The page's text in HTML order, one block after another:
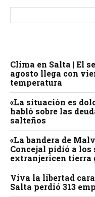
Clima en Salta | El
agosto llega con
temperatura
«La situación es
habló sobre las
salteños
«La bandera de
Concejal pidió a los
extranjericen tierra
Viva la libertad
Salta perdió 313